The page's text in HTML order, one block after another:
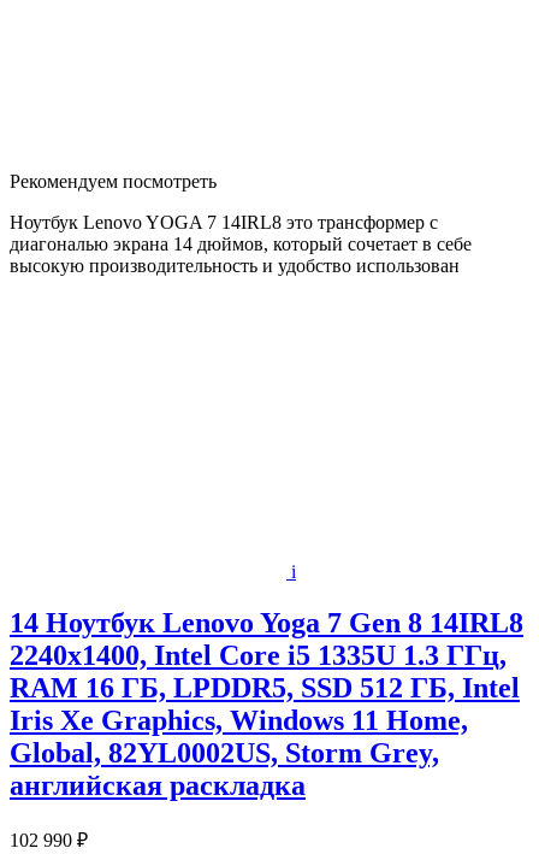
Рекомендуем посмотреть
Ноутбук Lenovo YOGA 7 14IRL8 это трансформер с
диагональю экрана 14 дюймов, который сочетает в себе
высокую производительность и удобство использован
i
14 Ноутбук Lenovo Yoga 7 Gen 8 14IRL8
2240x1400, Intel Core i5 1335U 1.3 ГГц,
RAM 16 ГБ, LPDDR5, SSD 512 ГБ, Intel
Iris Xe Graphics, Windows 11 Home,
Global, 82YL0002US, Storm Grey,
английская раскладка
102 990 ₽